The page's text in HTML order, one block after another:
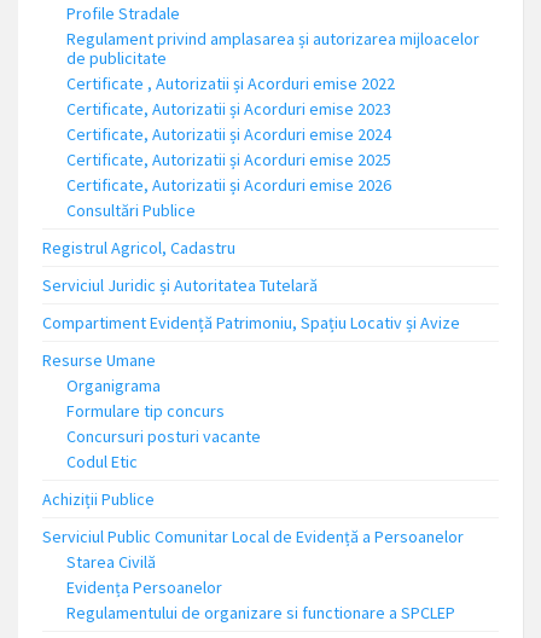
Profile Stradale
Regulament privind amplasarea și autorizarea mijloacelor
de publicitate
Certificate , Autorizatii și Acorduri emise 2022
Certificate, Autorizatii și Acorduri emise 2023
Certificate, Autorizatii și Acorduri emise 2024
Certificate, Autorizatii și Acorduri emise 2025
Certificate, Autorizatii și Acorduri emise 2026
Consultări Publice
Registrul Agricol, Cadastru
Serviciul Juridic și Autoritatea Tutelară
Compartiment Evidență Patrimoniu, Spațiu Locativ și Avize
Resurse Umane
Organigrama
Formulare tip concurs
Concursuri posturi vacante
Codul Etic
Achiziții Publice
Serviciul Public Comunitar Local de Evidență a Persoanelor
Starea Civilă
Evidența Persoanelor
Regulamentului de organizare si functionare a SPCLEP